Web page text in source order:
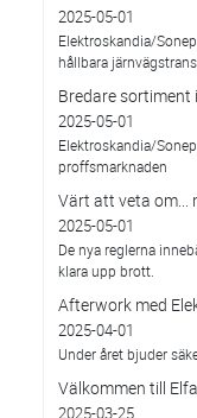
2025-05-01
Elektroskandia/
hållbara
Bredare
2025-05-01
Elektroskandia/
proffsmarknaden
Värt att veta om...
2025-05-01
De nya reglerna
klara upp brott.
Afterwork med
2025-04-01
Under året bjuder
Välkommen till
2025-03-25